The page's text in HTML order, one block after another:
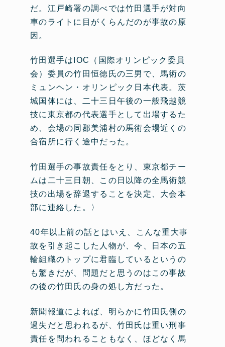
だ。江戸崎署の調べでは竹田選手が対向
車のライトに目がくらんだのが事故の原
因。
竹田選手はIOC（国際オリンピック委員
会）委員の竹田恒徳氏の三男で、馬術の
ミュンヘン・オリンピック日本代表。茨
城国体には、二十三日午後の一般飛越競
技に東京都の代表選手として出場するた
め、会場の同郡美浦村の馬術会場近くの
合宿所に行く途中だった。
竹田選手の事故責任をとり、東京都チー
ムは二十三日朝、この日以降の全馬術競
技の出場を辞退することを決定、大会本
部に連絡した。〉
40年以上前の話とはいえ、こんな重大事
故を引き起こした人物が、今、日本の五
輪組織のトップに君臨しているというの
も驚きだが、問題だと思うのはこの事故
の後の竹田氏の身の処し方だった。
新聞報道によれば、明らかに竹田氏側の
過失だと思われるが、竹田氏は重い刑事
責任を問われることもなく、ほどなく馬